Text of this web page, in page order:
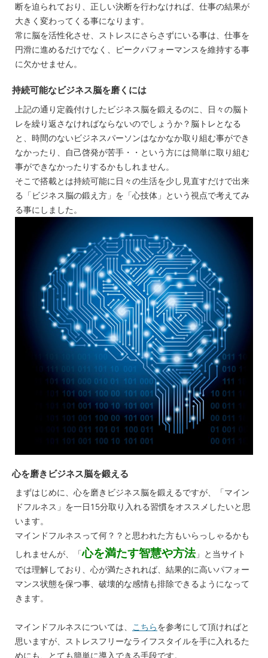
断を迫られており、正しい決断を行わなければ、仕事の結果が
大きく変わってくる事になります。
常に脳を活性化させ、ストレスにさらさずにいる事は、仕事を
円滑に進めるだけでなく、ピークパフォーマンスを維持する事
に欠かせません。
持続可能なビジネス脳を磨くには
上記の通り定義付けしたビジネス脳を鍛えるのに、日々の脳ト
レを繰り返さなければならないのでしょうか？脳トレとなる
と、時間のないビジネスパーソンはなかなか取り組む事ができ
なかったり、自己啓発が苦手・・という方には簡単に取り組む
事ができなかったりするかもしれません。
そこで搭載とは持続可能に日々の生活を少し見直すだけで出来
る「ビジネス脳の鍛え方」を「心技体」という視点で考えてみ
る事にしました。
心を磨きビジネス脳を鍛える
まずはじめに、心を磨きビジネス脳を鍛えるですが、「マイン
ドフルネス」を一日15分取り入れる習慣をオススメしたいと思
います。
マインドフルネスって何？？と思われた方もいらっしゃるかも
しれませんが、「心を満たす智慧や方法」と当サイト
では理解しており、心が満たされれば、結果的に高いパフォー
マンス状態を保つ事、破壊的な感情も排除できるようになって
きます。
マインドフルネスについては、 こちらを参考にして頂ければと
思いますが、ストレスフリーなライフスタイルを手に入れるた
めにも、とても簡単に導入できる手段です。